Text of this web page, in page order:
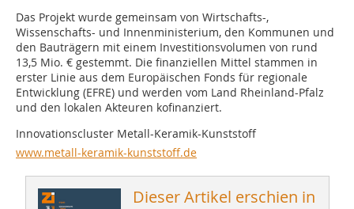
Das Projekt wurde gemeinsam von Wirtschafts-,
Wissenschafts- und Innenministerium, den Kommunen und
den Bauträgern mit einem Investitionsvolumen von rund
13,5 Mio. € gestemmt. Die finanziellen Mittel stammen in
erster Linie aus dem Europäischen Fonds für regionale
Entwicklung (EFRE) und werden vom Land Rheinland-Pfalz
und den lokalen Akteuren kofinanziert.
Innovationscluster Metall-Keramik-Kunststoff
www.metall-keramik-kunststoff.de
Dieser Artikel erschien in